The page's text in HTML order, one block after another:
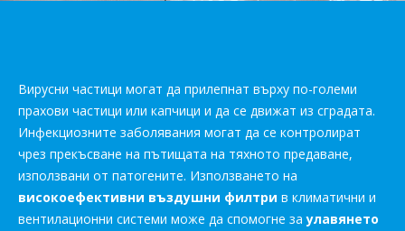
Вирусни частици могат да прилепнат върху по-големи
прахови частици или капчици и да се движат из сградата.
Инфекциозните заболявания могат да се контролират
чрез прекъсване на пътищата на тяхното предаване,
използвани от патогените. Използването на
високоефективни въздушни филтри в климатични и
вентилационни системи може да спомогне заулавянето